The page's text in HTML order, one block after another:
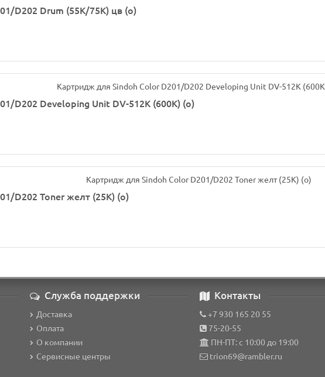
D202 Drum (55K/75K) цв (o)
D202 Developing Unit DV-512K (600K) (o)
D202 Toner желт (25K) (o)
Служба поддержки
Доставка
Оплата
О компании
Сервисные центры
Контакты
+7 930 165 20 55
75-20-55
ПН-ПТ: с 10:00 до 19:00
trion69@rambler.ru